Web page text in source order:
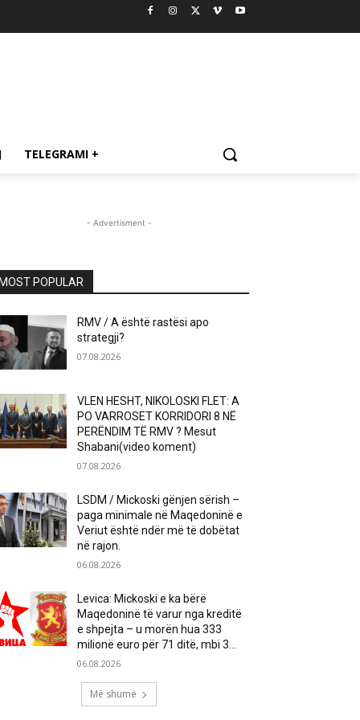
TELEGRAMI +
- Advertisment -
MOST POPULAR
RMV / A është rastësi apo
strategji?
07.08.2026
VLEN HESHT, NIKOLOSKI FLET: A
PO VARROSET KORRIDORI 8 NË
PERËNDIM TË RMV ? Mesut
Shabani(video koment)
07.08.2026
LSDM / Mickoski gënjen sërish –
paga minimale në Maqedoninë e
Veriut është ndër më të dobëtat
në rajon.
06.08.2026
Levica: Mickoski e ka bërë
Maqedoninë të varur nga kreditë
e shpejta – u morën hua 333
milionë euro për 71 ditë, mbi 3...
06.08.2026
Më shumë